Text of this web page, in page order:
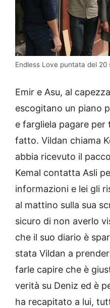
Endless Love puntata del
Emir e Asu, al
escogitano un piano
e fargliela pagare
fatto. Vildan chiama
abbia ricevuto il
Kemal contatta Asli
informazioni e lei gli
al mattino sulla sua
sicuro di non averlo
che il suo diario è
stata Vildan a
farle capire che è
verità su Deniz ed è
ha recapitato a lui,